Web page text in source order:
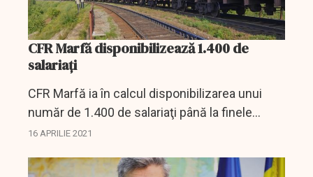
CFR Marfă disponibilizează 1.400 de
salariaţi
CFR Marfă ia în calcul disponibilizarea unui
număr de 1.400 de salariaţi până la finele
anului şi estimează obţinerea unui profit brut
de...
16 APRILIE 2021